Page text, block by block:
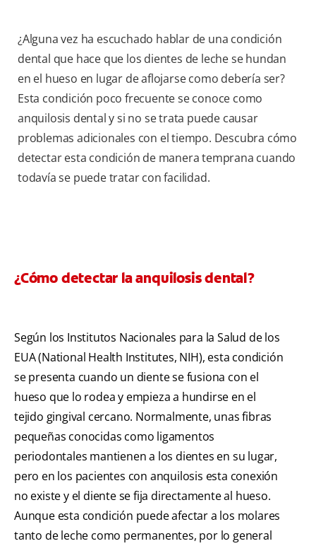
¿Alguna vez ha escuchado hablar de una condición
dental que hace que los dientes de leche se hundan
en el hueso en lugar de aflojarse como debería ser?
Esta condición poco frecuente se conoce como
anquilosis dental y si no se trata puede causar
problemas adicionales con el tiempo. Descubra cómo
detectar esta condición de manera temprana cuando
todavía se puede tratar con facilidad.
¿Cómo detectar la anquilosis dental?
Según los Institutos Nacionales para la Salud de los
EUA (National Health Institutes, NIH), esta condición
se presenta cuando un diente se fusiona con el
hueso que lo rodea y empieza a hundirse en el
tejido gingival cercano. Normalmente, unas fibras
pequeñas conocidas como ligamentos
periodontales mantienen a los dientes en su lugar,
pero en los pacientes con anquilosis esta conexión
no existe y el diente se fija directamente al hueso.
Aunque esta condición puede afectar a los molares
tanto de leche como permanentes, por lo general